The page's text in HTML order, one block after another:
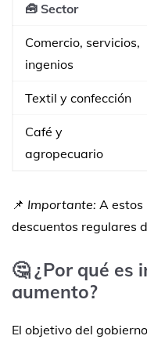
🧰 Sector
Comercio, servicios,
ingenios
Textil y confección
Café y
agropecuario
📌 Importante: A estos
descuentos regulares
🤔 ¿Por qué es
aumento?
El objetivo del